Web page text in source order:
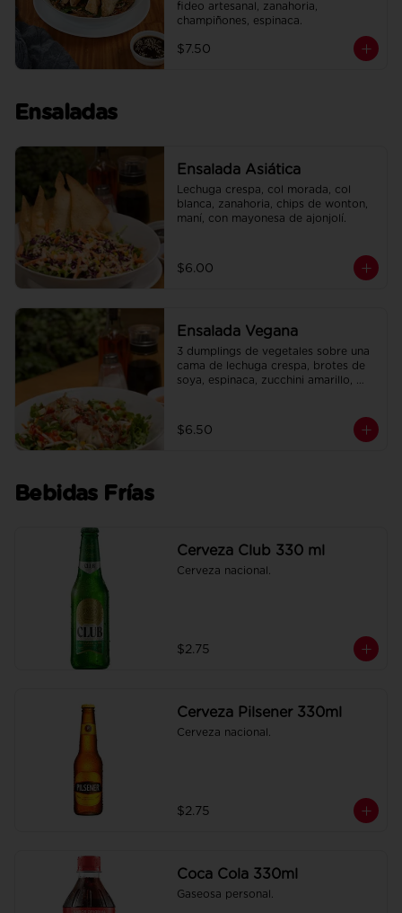
fideo artesanal, zanahoria,
champiñones, espinaca.
$7.50
Ensaladas
Ensalada Asiática
Lechuga crespa, col morada, col
blanca, zanahoria, chips de wonton,
maní, con mayonesa de ajonjolí.
$6.00
Ensalada Vegana
3 dumplings de vegetales sobre una
cama de lechuga crespa, brotes de
soya, espinaca, zucchini amarillo,
$6.50
Bebidas Frías
Cerveza Club 330 ml
Cerveza nacional.
$2.75
Cerveza Pilsener 330ml
Cerveza nacional.
$2.75
Coca Cola 330ml
Gaseosa personal.